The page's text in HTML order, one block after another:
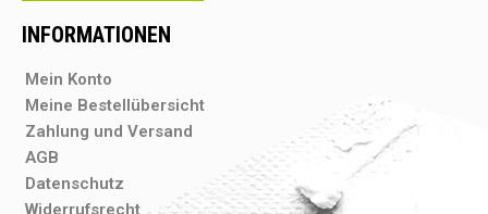
INFORMATIONEN
Mein Konto
Meine Bestellübersicht
Zahlung und Versand
AGB
Datenschutz
Widerrufsrecht